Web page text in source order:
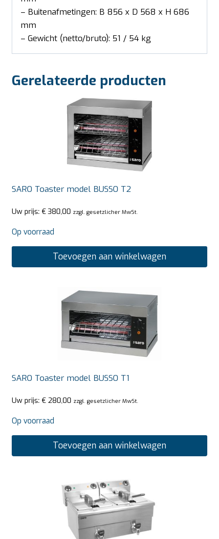
– Buitenafmetingen: B 856 x D 568 x H 686
mm
– Gewicht (netto/bruto): 51 / 54 kg
Gerelateerde producten
SARO Toaster model BUSSO T2
Uw prijs: € 380,00 zzgl. gesetzlicher MwSt.
Op voorraad
Toevoegen aan winkelwagen
SARO Toaster model BUSSO T1
Uw prijs: € 280,00 zzgl. gesetzlicher MwSt.
Op voorraad
Toevoegen aan winkelwagen